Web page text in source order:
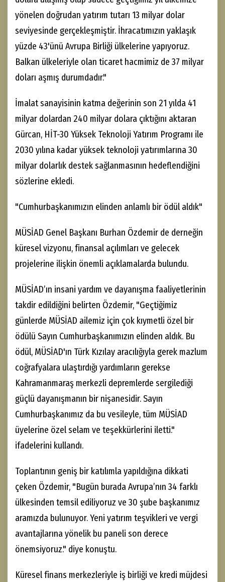
yönelen doğrudan yatırım tutarı 13 milyar dolar
seviyesinde gerçekleşmiştir. İhracatımızın yaklaşık
yüzde 43'ünü Avrupa Birliği ülkelerine yapıyoruz.
Balkan ülkeleriyle olan ticaret hacmimiz de 37 milyar
doları aşmış durumdadır."
İmalat sanayisinin katma değerinin son 21 yılda 41
milyar dolardan 240 milyar dolara çıktığını aktaran
Gürcan, HİT-30 Yüksek Teknoloji Yatırım Programı ile
2030 yılına kadar yüksek teknoloji yatırımlarına 30
milyar dolarlık destek sağlanmasının hedeflendiğini
sözlerine ekledi.
"Cumhurbaşkanımızın elinden anlamlı bir ödül aldık"
MÜSİAD Genel Başkanı Burhan Özdemir de derneğin
küresel vizyonu, finansal açılımları ve gelecek
projelerine ilişkin önemli açıklamalarda bulundu.
MÜSİAD’ın insani yardım ve dayanışma faaliyetlerinin
takdir edildiğini belirten Özdemir, "Geçtiğimiz
günlerde MÜSİAD ailemiz için çok kıymetli özel bir
ödülü Sayın Cumhurbaşkanımızın elinden aldık. Bu
ödül, MÜSİAD'ın Türk Kızılay aracılığıyla gerek mazlum
coğrafyalara ulaştırdığı yardımların gerekse
Kahramanmaraş merkezli depremlerde sergilediği
güçlü dayanışmanın bir nişanesidir. Sayın
Cumhurbaşkanımız da bu vesileyle, tüm MÜSİAD
üyelerine özel selam ve teşekkürlerini iletti."
ifadelerini kullandı.
Toplantının geniş bir katılımla yapıldığına dikkati
çeken Özdemir, "Bugün burada Avrupa’nın 34 farklı
ülkesinden temsil ediliyoruz ve 30 şube başkanımız
aramızda bulunuyor. Yeni yatırım teşvikleri ve vergi
avantajlarına yönelik bu paneli son derece
önemsiyoruz." diye konuştu.
Küresel finans merkezleriyle iş birliği ve kredi müjdesi